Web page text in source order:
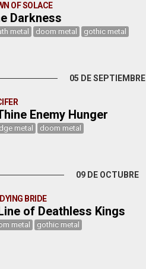
OF SOLACE
Darkness
metal doom metal gothic metal
05 DE SEPTIEMBRE
Enemy Hunger
metal doom metal
09 DE OCTUBRE
BRIDE
of Deathless Kings
metal gothic metal